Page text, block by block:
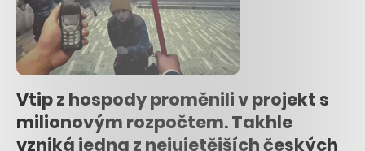
Vtip z hospody proměnili v projekt s
milionovým rozpočtem. Takhle
vzniká jedna z nejujetějších českých